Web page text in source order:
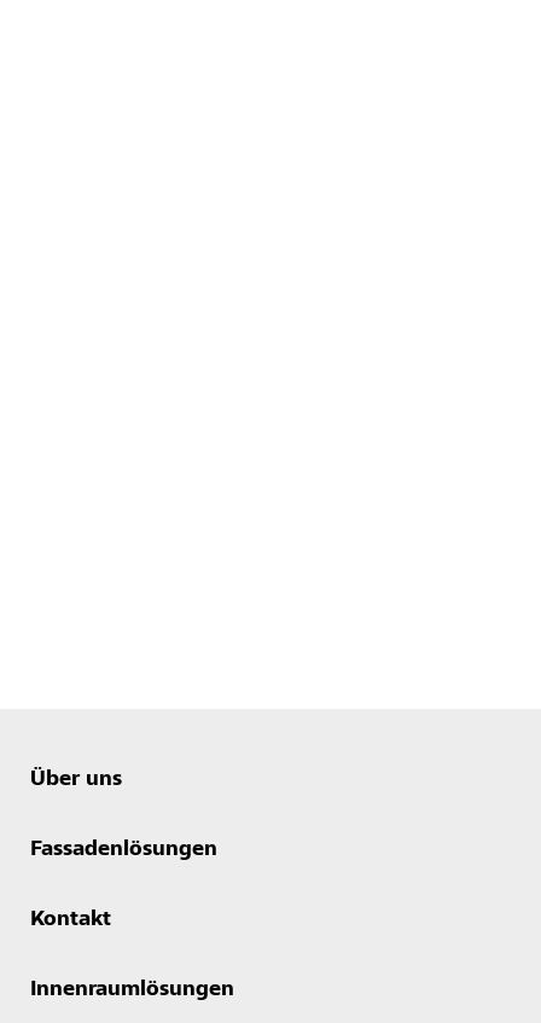
Über uns
Fassadenlösungen
Kontakt
Innenraumlösungen